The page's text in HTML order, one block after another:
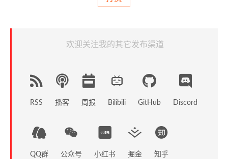
欢迎关注我的其它发布渠道
RSS 播客 周报 Bilibili GitHub Discord
QQ群 公众号 小红书 掘金 知乎